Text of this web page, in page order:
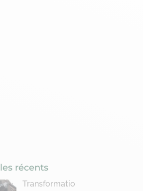
récents
Transformatio